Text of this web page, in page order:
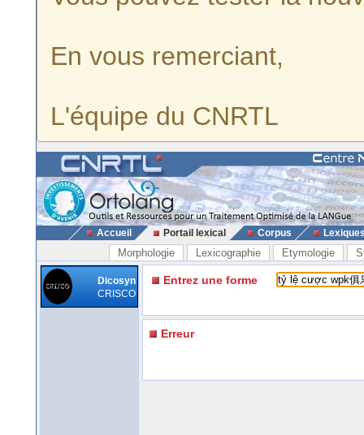
En vous remerciant,
L'équipe du CNRTL
Accueil Portail lexical Corpus
Morphologie Lexicographie Etymologie
Dicosyn
CRISCO
Entrez une forme
Erreur